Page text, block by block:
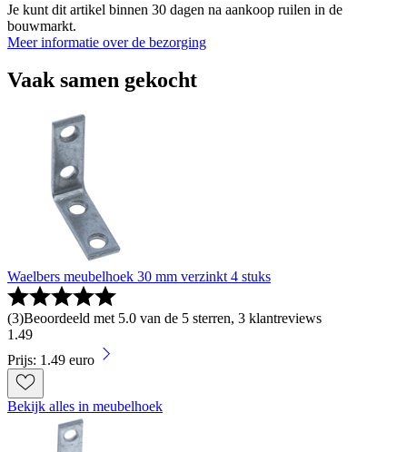
Je kunt dit artikel binnen 30 dagen na aankoop ruilen in de
bouwmarkt.
Meer informatie over de bezorging
Vaak samen gekocht
Waelbers meubelhoek 30 mm verzinkt 4 stuks
(3)Beoordeeld met 5.0 van de 5 sterren, 3 klantreviews
1 .49
Prijs: 1.49 euro
Bekijk alles in meubelhoek